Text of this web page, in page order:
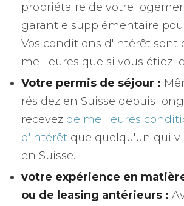
propriétaire de votre
garantie supplémentaire
Vos conditions d'intérêt sont
meilleures que si vous étiez
Votre permis de séjour :
résidez en Suisse depuis
recevez de meilleures
d'intérêt que quelqu'un qui
en Suisse.
votre expérience en
ou de leasing antérieurs :